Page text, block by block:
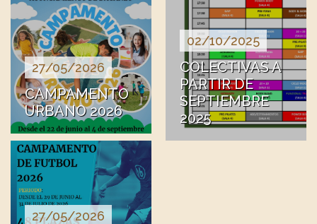
27/05/2026
CAMPAMENTO
URBANO 2026
27/05/2026
02/10/2025
COLECTIVAS A
PARTIR DE
SEPTIEMBRE
2025